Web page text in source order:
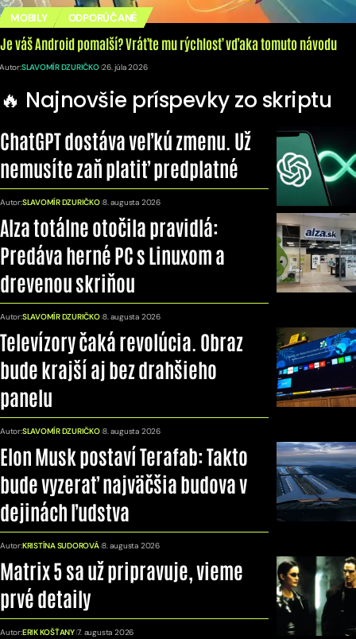
MOBILY ODPORÚČANÉ
Je váš Android pomalší? Vráťte mu rýchlosť vďaka tomuto návodu
Autor:SLAVOMÍR DZURIČKO 26. júla 2026
🔥 Najnovšie príspevky zo skriptu
ChatGPT dostáva veľkú zmenu. Už
nemusíte zaň platiť predplatné
Autor:SLAVOMÍR DZURIČKO 8. augusta 2026
Alza totálne otočila pravidlá:
Predáva herné PC s Linuxom a
drevenou skriňou
Autor:SLAVOMÍR DZURIČKO 8. augusta 2026
Televízory čaká revolúcia. Obraz
bude krajší aj bez drahšieho
panelu
Autor:SLAVOMÍR DZURIČKO 8. augusta 2026
Elon Musk postaví Terafab: Takto
bude vyzerať najväčšia budova v
dejinách ľudstva
Autor:KRISTÍNA SUDOROVÁ 8. augusta 2026
Matrix 5 sa už pripravuje, vieme
prvé detaily
Autor:ERIK KOŠŤANY 7. augusta 2026